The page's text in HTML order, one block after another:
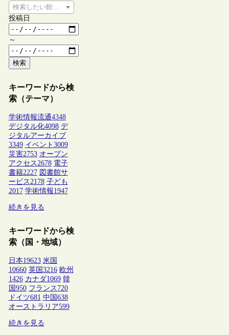
検索したい館種を選択してください
投稿日
～
検索
キーワードから検
索（テーマ）
学術情報流通4348
デジタル化4098 デ
ジタルアーカイブ
3349 イベント 3009
災害2753 オープン
アクセス2678 電子
書籍2227 図書館サ
ービス2178 子ども
2017 学術情報1947
続きを見る
キーワードから検
索（国・地域）
日本19623 米国
10660 英国 3216 欧州
1426 カナダ1069 韓
国 950 フランス 720
ドイツ681 中国 638
オーストラリア599
続きを見る